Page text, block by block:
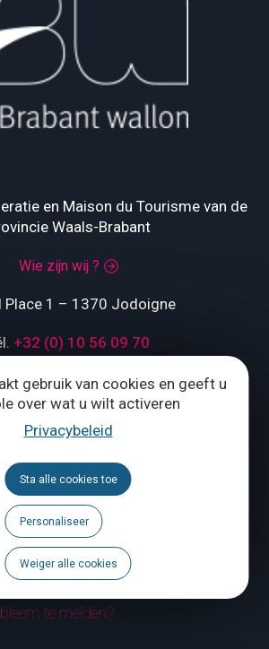
gebruik van cookies en geeft u
over wat u wilt activeren
Privacybeleid
Sta alle cookies toe
Personaliseer
Weiger alle cookies
en Maison du Tourisme van de
Waals-Brabant
Wie zijn wij ?
Place 1 – 1370 Jodoigne
+32 (0) 10 56 09 70
ons
te melden?